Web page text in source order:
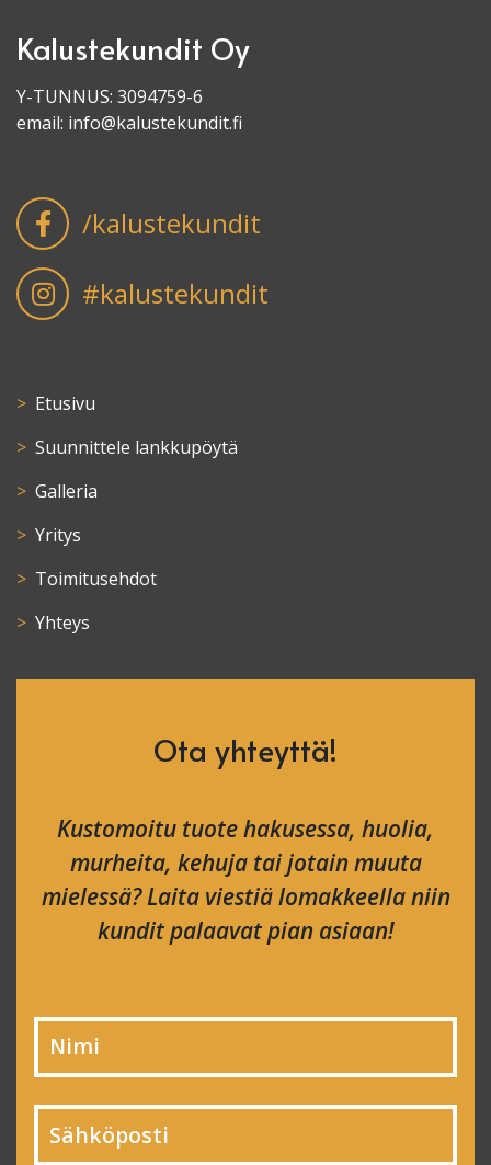
Kalustekundit Oy
Y-TUNNUS: 3094759-6
email: info@kalustekundit.fi
/kalustekundit
#kalustekundit
Etusivu
Suunnittele lankkupöytä
Galleria
Yritys
Toimitusehdot
Yhteys
Ota yhteyttä!
Kustomoitu tuote hakusessa, huolia,
murheita, kehuja tai jotain muuta
mielessä? Laita viestiä lomakkeella niin
kundit palaavat pian asiaan!